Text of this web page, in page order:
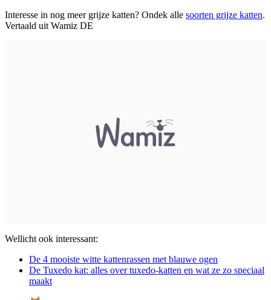
Interesse in nog meer grijze katten? Ondek alle soorten grijze katten.
Vertaald uit Wamiz DE
Wellicht ook interessant:
De 4 mooiste witte kattenrassen met blauwe ogen
De Tuxedo kat: alles over tuxedo-katten en wat ze zo speciaal
maakt